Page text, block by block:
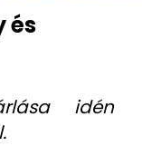
és
idén